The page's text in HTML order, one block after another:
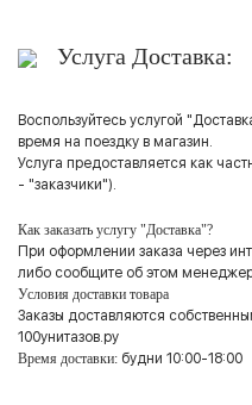
Услуга Доставка:
Воспользуйтесь услугой
время на поездку в магазин.
Услуга предоставляется как
- "заказчики").
Как заказать услугу "Доставка"?
При оформлении заказа через
либо сообщите об этом
Условия доставки товара
Заказы доставляются
100унитазов.ру
Время доставки: будни 10:00-18:00